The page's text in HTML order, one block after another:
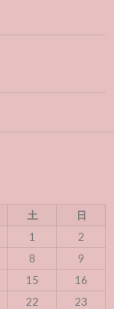
土
日
1
2
8
9
15
16
22
23